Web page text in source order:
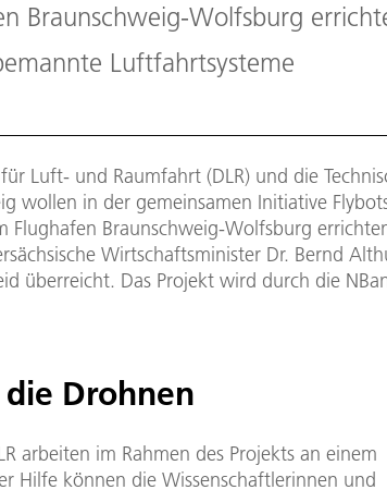
Braunschweig-Wolfsburg
Luftfahrtsysteme
Luft- und Raumfahrt (DLR) und die
wollen in der gemeinsamen Initiative
Flughafen Braunschweig-Wolfsburg
Wirtschaftsminister Dr. Bernd
überreicht. Das Projekt wird durch die
Drohnen
arbeiten im Rahmen des Projekts an einem
Hilfe können die Wissenschaftlerinnen und